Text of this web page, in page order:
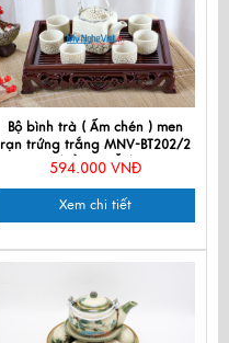
Bộ bình trà ( Ấm chén ) men
rạn trứng trắng MNV-BT202/2
(HÀNG ĐẶT)
594.000 VNĐ
Xem chi tiết